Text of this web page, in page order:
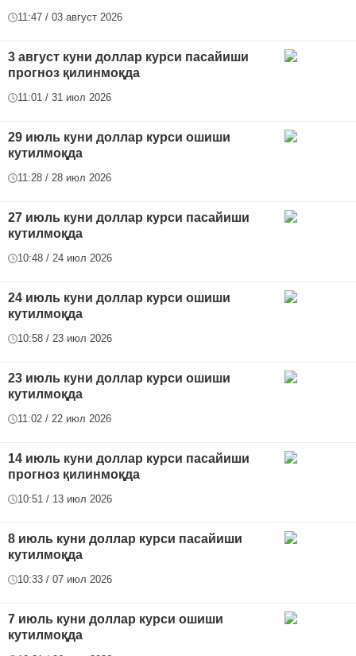
11:47 / 03 август 2026
3 август куни доллар курси пасайиши
прогноз қилинмоқда
11:01 / 31 июл 2026
29 июль куни доллар курси ошиши
кутилмоқда
11:28 / 28 июл 2026
27 июль куни доллар курси пасайиши
кутилмоқда
10:48 / 24 июл 2026
24 июль куни доллар курси ошиши
кутилмоқда
10:58 / 23 июл 2026
23 июль куни доллар курси ошиши
кутилмоқда
11:02 / 22 июл 2026
14 июль куни доллар курси пасайиши
прогноз қилинмоқда
10:51 / 13 июл 2026
8 июль куни доллар курси пасайиши
кутилмоқда
10:33 / 07 июл 2026
7 июль куни доллар курси ошиши
кутилмоқда